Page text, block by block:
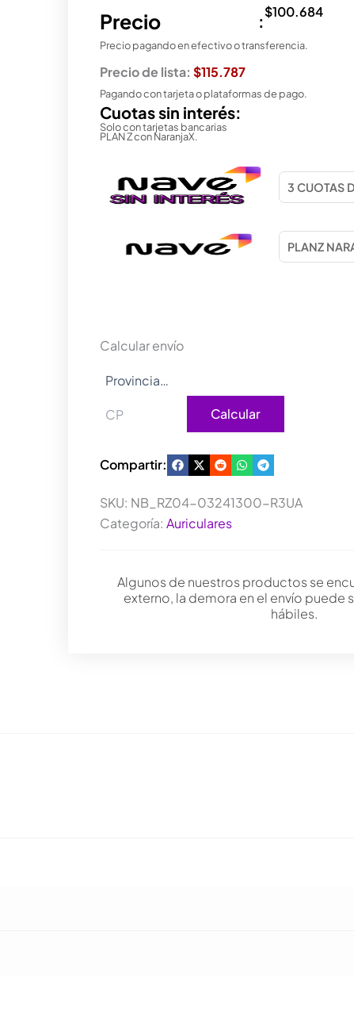
Precio :$100.684
Precio pagando en efectivo o transferencia.
Precio de lista: $115.787
Pagando con tarjeta o plataformas de pago.
Cuotas sin interés:
Solo con tarjetas bancarias
PLAN Z con NaranjaX.
Calcular envío
Calcular
Compartir:
SKU: NB_RZ04-03241300-R3UA
Categoría: Auriculares
Algunos de nuestros productos se
externo, la demora en el envío puede
hábiles.